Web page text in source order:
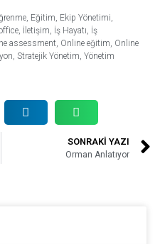
, Eğitim, Ekip Yönetimi,
, İletişim, İş Hayatı, İş
assessment, Online eğitim, Online
,Stratejik Yönetim,Yönetim
SONRAKİ YAZI
Orman Anlatıyor